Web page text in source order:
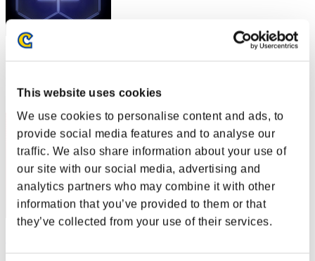
This website uses cookies
We use cookies to personalise content and ads, to
provide social media features and to analyse our
traffic. We also share information about your use of
our site with our social media, advertising and
analytics partners who may combine it with other
information that you’ve provided to them or that
they’ve collected from your use of their services.
1